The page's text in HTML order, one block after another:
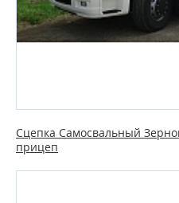
Сцепка Самосвальный
прицеп